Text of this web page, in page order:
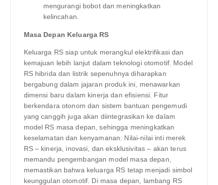
mengurangi bobot dan meningkatkan
kelincahan.
Masa Depan Keluarga RS
Keluarga RS siap untuk merangkul elektrifikasi dan
kemajuan lebih lanjut dalam teknologi otomotif. Model
RS hibrida dan listrik sepenuhnya diharapkan
bergabung dalam jajaran produk ini, menawarkan
dimensi baru dalam kinerja dan efisiensi. Fitur
berkendara otonom dan sistem bantuan pengemudi
yang canggih juga akan diintegrasikan ke dalam
model RS masa depan, sehingga meningkatkan
keselamatan dan kenyamanan. Nilai-nilai inti merek
RS – kinerja, inovasi, dan eksklusivitas – akan terus
memandu pengembangan model masa depan,
memastikan bahwa keluarga RS tetap menjadi simbol
keunggulan otomotif. Di masa depan, lambang RS